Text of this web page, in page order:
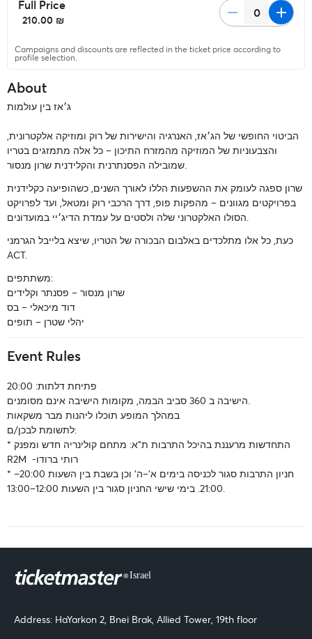
Full Price
‏210.00 ₪ remove 0 add
Campaigns and discounts are reflected in the ticket price according to
profile selection.
About
ג׳אז בין עולמות
הביטוי החופשי של הג׳אז, האנרגיה והישירות של רוק ומוזיקה אלקטרונית,
והצבעוניות של המוזיקה מהמזרח התיכון – כל אלה מתמזגים בטריו
שמובילה הפסנתרנית והקלידנית שרון מנסור.
שרון ספגה לעומק את ההשפעות הללו לאורך השנים, כשהופיעה כקלידנית
בפרויקטים מגוונים – מהפקות פופ, דרך הרכבי רוק ומטאל, ועד לפרויקט
הסולו האלקטרוני שלה ולסטים על עמדת הדיג׳יי במועדונים.
כעת, כל אלו מתלכדים באלבום הבכורה של הטריו, שיצא בלייבל הגרמני
ACT.
משתתפים:
שרון מנסור – פסנתר וקלידים
דוד מיכאלי – בס
יהלי שטרן – תופים
Event Rules
פתיחת דלתות: 20:00
הישיבה ב 360 סביב הבמה, מקומות הישיבה אינם מסומנים.
במהלך המופע תוכלו ליהנות מבר משקאות
לתשומת לבכן/ם:
* התחדשות מרעננת בהיכל התרבות ת"א: מתחם קולינריה חדש ומפנק
R2M -רותי ברודו
* חניון התרבות סגור לכניסה בימים א’–ה’ וכן בשבת בין השעות 20:00–
21:00. בימי שישי החניון סגור בין השעות 12:00–13:00.
Address: HaYarkon 2, Bnei Brak, Allied Tower, 19th floor